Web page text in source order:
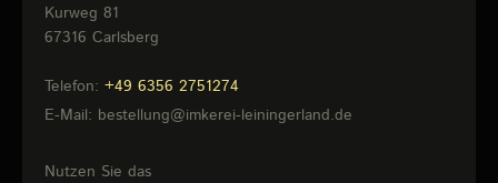
Kurweg 81
67316 Carlsberg
Telefon: +49 6356 2751274
E-Mail: bestellung@imkerei-leiningerland.de
Nutzen Sie das